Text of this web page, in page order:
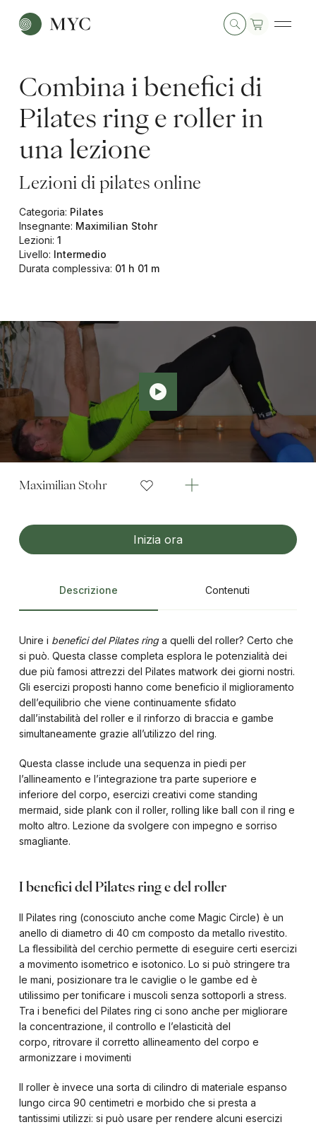
Combina i benefici di
Pilates ring e roller in
una lezione
Lezioni di pilates online
Categoria: Pilates
Insegnante: Maximilian Stohr
Lezioni: 1
Livello: Intermedio
Durata complessiva: 01 h 01 m
Maximilian Stohr
Inizia ora
Descrizione Contenuti
Unire i benefici del Pilates ringa quelli del roller? Certo che
si può. Questa classe completa esplora le potenzialità dei
due più famosi attrezzi del Pilates matwork dei giorni nostri.
Gli esercizi proposti hanno come beneficio il miglioramento
dell’equilibrio che viene continuamente sfidato
dall’instabilità del roller e il rinforzo di braccia e gambe
simultaneamente grazie all’utilizzo del ring.
Questa classe include una sequenza in piedi per
l’allineamento e l’integrazione tra parte superiore e
inferiore del corpo, esercizi creativi come standing
mermaid, side plank con il roller, rolling like ball con il ring e
molto altro. Lezione da svolgere con impegno e sorriso
smagliante.
I benefici del Pilates ring e del roller
Il Pilates ring (conosciuto anche come Magic Circle) è un
anello di diametro di 40 cm composto da metallo rivestito.
La flessibilità del cerchio permette di eseguire certi esercizi
a movimento isometrico e isotonico. Lo si può stringere tra
le mani, posizionare tra le caviglie o le gambe ed è
utilissimo per tonificare i muscoli senza sottoporli a stress.
Tra i benefici del Pilates ring ci sono anche per migliorare
la concentrazione, il controllo e l’elasticità del
corpo, ritrovare il corretto allineamento del corpo e
armonizzare i movimenti
Il roller è invece una sorta di cilindro di materiale espanso
lungo circa 90 centimetri e morbido che si presta a
tantissimi utilizzi: si può usare per rendere alcuni esercizi